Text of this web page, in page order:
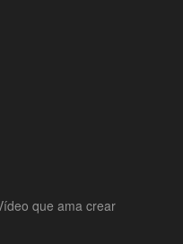
que ama crear